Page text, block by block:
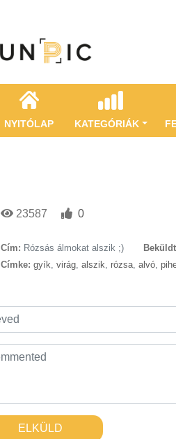
NYITÓLAP KATEGÓRIÁK
23587 0
Cím: Rózsás álmokat alszik ;)
Címke: gyík, virág, alszik, rózsa, alvó,
ELKÜLD